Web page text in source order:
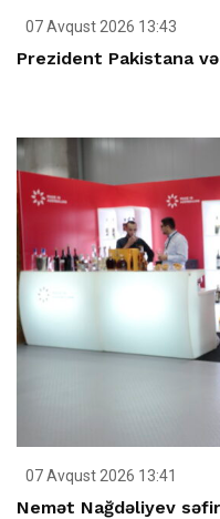
07 Avqust 2026 13:43
Prezident Pakistana
07 Avqust 2026 13:41
Nemət Nağdəliyev